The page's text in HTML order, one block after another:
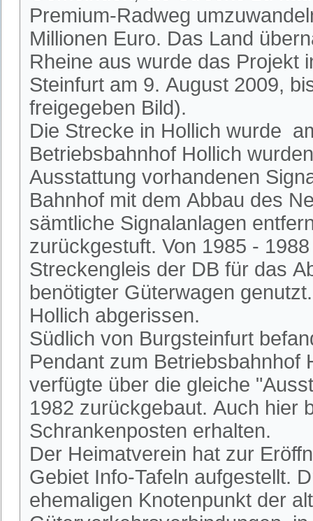
Premium-Radweg
Millionen Euro. Das Land
Rheine aus wurde das Projekt
Steinfurt am 9. August 2009,
freigegeben Bild).
Die Strecke in Hollich wurde
Betriebsbahnhof Hollich
Ausstattung vorhandenen
Bahnhof mit dem Abbau des
sämtliche Signalanlagen
zurückgestuft. Von 1985 -
Streckengleis der DB für das
benötigter Güterwagen
Hollich abgerissen.
Südlich von Burgsteinfurt
Pendant zum Betriebsbahnhof
verfügte über die gleiche
1982 zurückgebaut. Auch hier
Schrankenposten erhalten.
Der Heimatverein hat zur
Gebiet Info-Tafeln aufgestellt.
ehemaligen Knotenpunkt der